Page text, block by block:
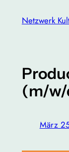
InhaltNetzwerk
(m/
März